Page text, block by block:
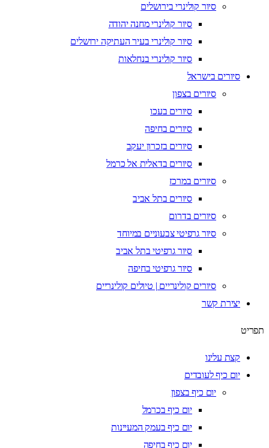
סיור קולינרי בירושלים
סיור קולינרי מחנה יהודה
סיור קולינרי בעיר העתיקה ירושלים
סיור קולינרי בנחלאות
סיורים בישראל
סיורים בצפון
סיורים בעכו
סיורים בחיפה
סיורים בזכרון יעקב
סיורים בדאלית אל כרמל
סיורים במרכז
סיורים בתל אביב
סיורים בדרום
סיור גרפיטי צבעוניים במיוחד
סיור גרפיטי בתל אביב
סיור גרפיטי בחיפה
סיורים קולינריים | טיולים קולינריים
יצירת קשר
תפריט
קצת עלינו
יום כיף לעובדים
יום כיף בצפון
יום כיף בכרמל
יום כיף בעמק המעיינות
יום כיף בחיפה